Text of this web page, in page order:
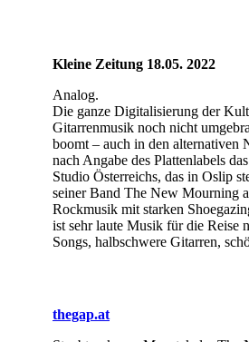
Kleine Zeitung 18.05. 2022
Analog.
Die ganze Digitalisierung der
Gitarrenmusik noch nicht
boomt – auch in den alternativen
nach Angabe des Plattenlabels
Studio Österreichs, das in Oslip
seiner Band The New Mourning
Rockmusik mit starken
ist sehr laute Musik für die Reise
Songs, halbschwere Gitarren,
thegap.at